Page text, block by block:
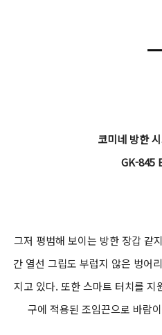
코미네 방한
GK-845
그저 평범해 보이는 방한 장갑 같
간 열선 그립도 부럽지 않은 벙어
지고 있다. 또한 스마트 터치를 지
구에 적용된 조임끈으로 바람